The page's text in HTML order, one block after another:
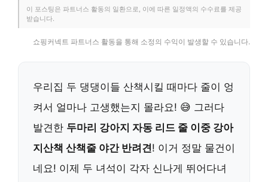
이 포스팅은 파트너스 활동의 일환으로, 이에 따른 일정액의 수수료를 제공
받습니다.
쇼핑커넥트 파트너스 활동을 통해 소정의 수익이 발생할 수 있습니다.
우리집 두 댕댕이들 산책시킬 때마다 줄이 엉
켜서 얼마나 고생했는지 몰라요! 😅 그러다
발견한 두마리 강아지 자동 리드 줄 이중 강아
지산책 산책줄 야간 반려견! 이거 정말 물건이
네요! 이제 두 녀석이 각자 신나게 뛰어다녀